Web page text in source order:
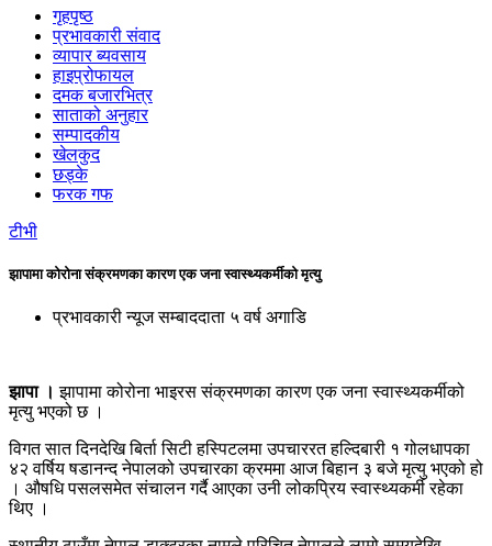
गृहपृष्ठ
प्रभावकारी संवाद
व्यापार ब्यवसाय
हाइप्रोफायल
दमक बजारभित्र
साताको अनुहार
सम्पादकीय
खेलकुद
छड्के
फरक गफ
टीभी
झापामा कोरोना संक्रमणका कारण एक जना स्वास्थ्यकर्मीको मृत्यु
प्रभावकारी न्यूज सम्बाददाता ५ वर्ष अगाडि
झापा । झापामा कोरोना भाइरस संक्रमणका कारण एक जना स्वास्थ्यकर्मीको
मृत्यु भएको छ ।
विगत सात दिनदेखि बिर्ता सिटी हस्पिटलमा उपचाररत हल्दिबारी १ गोलधापका
४२ वर्षिय षडानन्द नेपालको उपचारका क्रममा आज बिहान ३ बजे मृत्यु भएको हो
। औषधि पसलसमेत संचालन गर्दै आएका उनी लोकप्रिय स्वास्थ्यकर्मी रहेका
थिए ।